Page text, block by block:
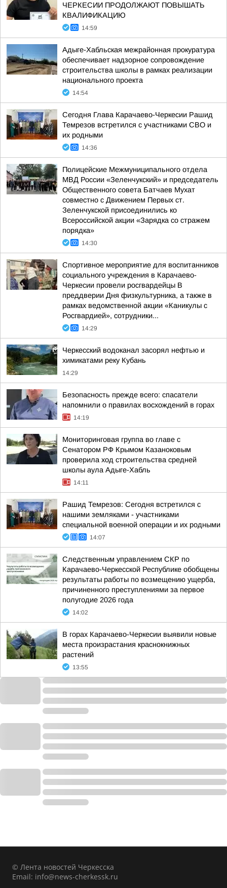
ЧЕРКЕСИИ ПРОДОЛЖАЮТ ПОВЫШАТЬ
КВАЛИФИКАЦИЮ
14:59
Адыге-Хабльская межрайонная прокуратура
обеспечивает надзорное сопровождение
строительства школы в рамках реализации
национального проекта
14:54
Сегодня Глава Карачаево-Черкесии Рашид
Темрезов встретился с участниками СВО и
их родными
14:36
Полицейские Межмуниципального отдела
МВД России «Зеленчукский» и председатель
Общественного совета Батчаев Мухат
совместно с Движением Первых ст.
Зеленчукской присоединились ко
Всероссийской акции «Зарядка со стражем
порядка»
14:30
Спортивное мероприятие для воспитанников
социального учреждения в Карачаево-
Черкесии провели росгвардейцы В
преддверии Дня физкультурника, а также в
рамках ведомственной акции «Каникулы с
Росгвардией», сотрудники...
14:29
Черкесский водоканал засорял нефтью и
химикатами реку Кубань
14:29
Безопасность прежде всего: спасатели
напомнили о правилах восхождений в горах
14:19
Мониторинговая группа во главе с
Сенатором РФ Крымом Казаноковым
проверила ход строительства средней
школы аула Адыге-Хабль
14:11
Рашид Темрезов: Сегодня встретился с
нашими земляками - участниками
специальной военной операции и их родными
14:07
Следственным управлением СКР по
Карачаево-Черкесской Республике обобщены
результаты работы по возмещению ущерба,
причиненного преступлениями за первое
полугодие 2026 года
14:02
В горах Карачаево-Черкесии выявили новые
места произрастания краснокнижных
растений
13:55
© Лента новостей Черкесска
Email: info@news-cherkessk.ru